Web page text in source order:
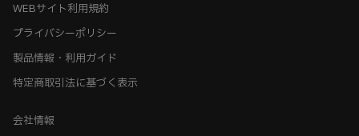
WEBサイト利用規約
プライバシーポリシー
製品情報・利用ガイド
特定商取引法に基づく表示
会社情報